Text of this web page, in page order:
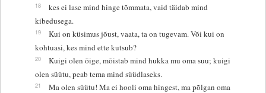
18
kes ei lase mind hinge tõmmata, vaid täidab mind
kibedusega.
19
Kui on küsimus jõust, vaata, ta on tugevam. Või kui on
kohtuasi, kes mind ette kutsub?
20
Kuigi olen õige, mõistab mind hukka mu oma suu; kuigi
olen süütu, peab tema mind süüdlaseks.
21
Ma olen süütu! Ma ei hooli oma hingest, ma põlgan oma